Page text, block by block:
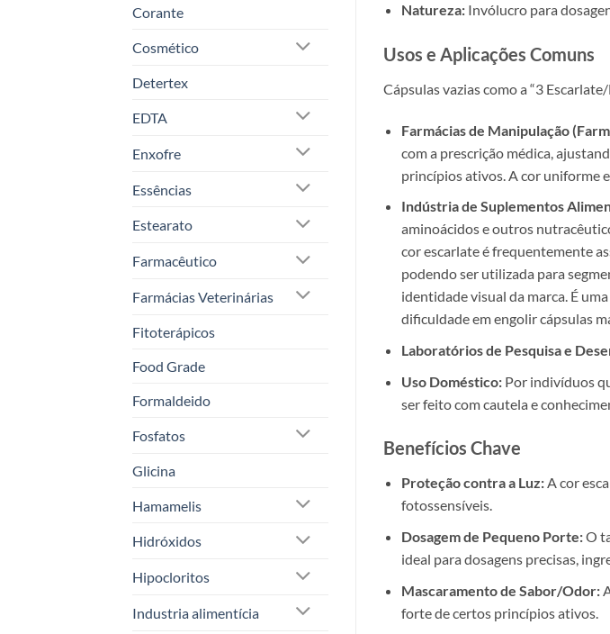
Corante
Cosmético
Detertex
EDTA
Enxofre
Essências
Estearato
Farmacêutico
Farmácias Veterinárias
Fitoterápicos
Food Grade
Formaldeido
Fosfatos
Glicina
Hamamelis
Hidróxidos
Hipocloritos
Industria alimentícia
Natureza: Invólucro para
Usos e Aplicações Comuns
Cápsulas vazias como a “3
Farmácias de Manipulação
com a prescrição médica,
princípios ativos. A cor uniforme
Indústria de Suplementos
aminoácidos e outros
cor escarlate é frequentemente
podendo ser utilizada para
identidade visual da marca. É
dificuldade em engolir cápsulas
Laboratórios de Pesquisa e
Uso Doméstico: Por indivíduos
ser feito com cautela e
Benefícios Chave
Proteção contra a Luz:A cor
fotossensíveis.
Dosagem de Pequeno Porte:O
ideal para dosagens precisas,
Mascaramento de Sabor/Odor:
forte de certos princípios ativos.